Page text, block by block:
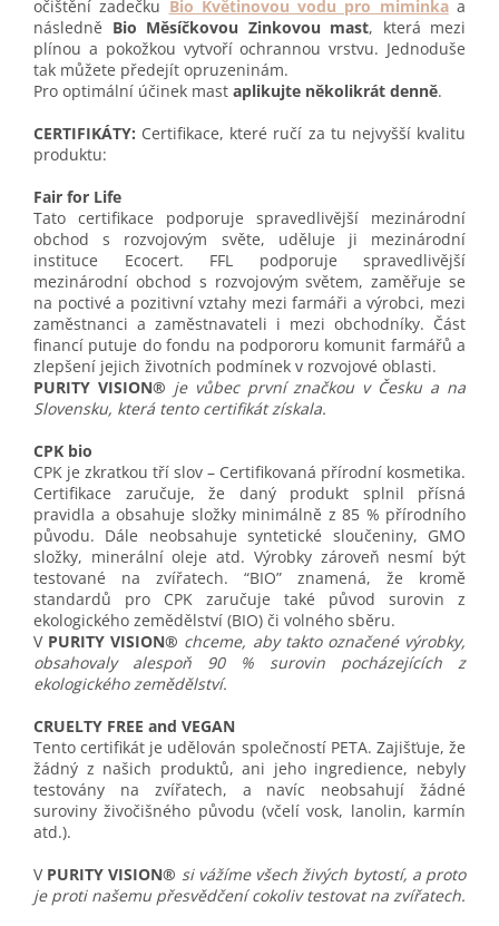
očištění zadečku Bio Květinovou vodu pro miminka a
následně Bio Měsíčkovou Zinkovou mast, která mezi
plínou a pokožkou vytvoří ochrannou vrstvu. Jednoduše
tak můžete předejít opruzeninám.
Pro optimální účinek mast aplikujte několikrát denně.
CERTIFIKÁTY: Certifikace, které ručí za tu nejvyšší kvalitu
produktu:
Fair for Life
Tato certifikace podporuje spravedlivější mezinárodní
obchod s rozvojovým světe, uděluje ji mezinárodní
instituce Ecocert. FFL podporuje spravedlivější
mezinárodní obchod s rozvojovým světem, zaměřuje se
na poctivé a pozitivní vztahy mezi farmáři a výrobci, mezi
zaměstnanci a zaměstnavateli i mezi obchodníky. Část
financí putuje do fondu na podpororu komunit farmářů a
zlepšení jejich životních podmínek v rozvojové oblasti.
PURITY VISION® je vůbec první značkou v Česku a na
Slovensku, která tento certifikát získala.
CPK bio
CPK je zkratkou tří slov – Certifikovaná přírodní kosmetika.
Certifikace zaručuje, že daný produkt splnil přísná
pravidla a obsahuje složky minimálně z 85 % přírodního
původu. Dále neobsahuje syntetické sloučeniny, GMO
složky, minerální oleje atd. Výrobky zároveň nesmí být
testované na zvířatech. “BIO” znamená, že kromě
standardů pro CPK zaručuje také původ surovin z
ekologického zemědělství (BIO) či volného sběru.
V PURITY VISION® chceme, aby takto označené výrobky,
obsahovaly alespoň 90 % surovin pocházejících z
ekologického zemědělství.
CRUELTY FREE and VEGAN
Tento certifikát je udělován společností PETA. Zajišťuje, že
žádný z našich produktů, ani jeho ingredience, nebyly
testovány na zvířatech, a navíc neobsahují žádné
suroviny živočišného původu (včelí vosk, lanolin, karmín
atd.).
V PURITY VISION® si vážíme všech živých bytostí, a proto
je proti našemu přesvědčení cokoliv testovat na zvířatech.